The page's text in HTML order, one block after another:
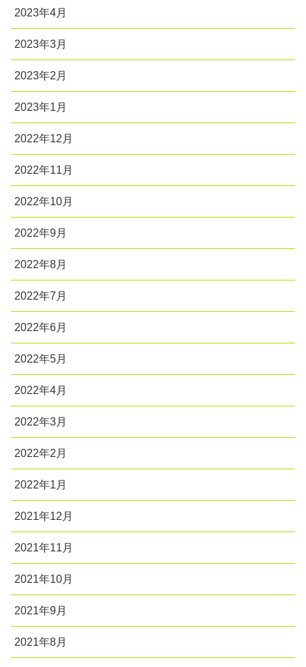
2023年4月
2023年3月
2023年2月
2023年1月
2022年12月
2022年11月
2022年10月
2022年9月
2022年8月
2022年7月
2022年6月
2022年5月
2022年4月
2022年3月
2022年2月
2022年1月
2021年12月
2021年11月
2021年10月
2021年9月
2021年8月